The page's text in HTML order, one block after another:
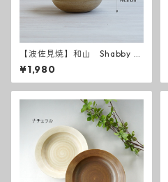
【波佐見焼】和山 Shabby c
hic style ボウル中
¥1,980